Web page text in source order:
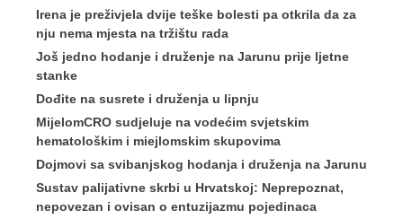
Irena je preživjela dvije teške bolesti pa otkrila da za
nju nema mjesta na tržištu rada
Još jedno hodanje i druženje na Jarunu prije ljetne
stanke
Dođite na susrete i druženja u lipnju
MijelomCRO sudjeluje na vodećim svjetskim
hematološkim i miejlomskim skupovima
Dojmovi sa svibanjskog hodanja i druženja na Jarunu
Sustav palijativne skrbi u Hrvatskoj: Neprepoznat,
nepovezan i ovisan o entuzijazmu pojedinaca